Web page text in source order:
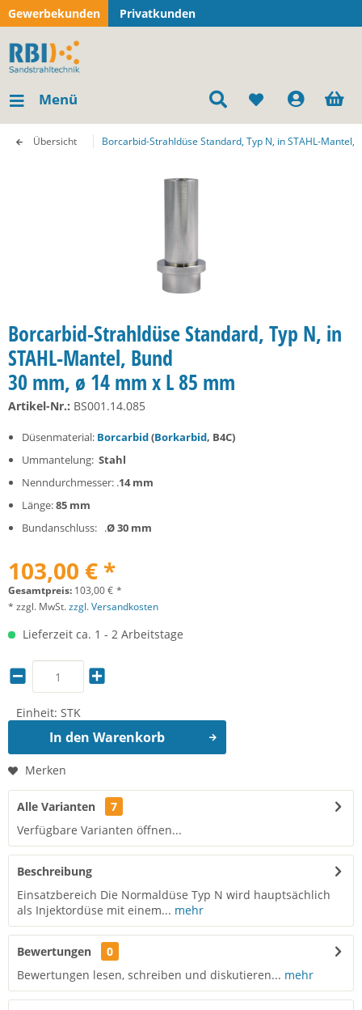
Gewerbekunden Privatkunden
Menü
Übersicht Borcarbid-Strahldüse Standard, Typ N, in STAHL-Mantel,
Borcarbid-Strahldüse Standard, Typ N, in
STAHL-Mantel, Bund
30 mm, ø 14 mm x L 85 mm
Artikel-Nr.: BS001.14.085
Düsenmaterial: Borcarbid(Borkarbid, B4C)
Ummantelung: Stahl
Nenndurchmesser: .14 mm
Länge:85 mm
Bundanschluss: .Ø 30 mm
103,00 € *
Gesamtpreis: 103,00€ *
* zzgl. MwSt.zzgl. Versandkosten
Lieferzeit ca. 1 - 2 Arbeitstage
Einheit: STK
In den Warenkorb
Merken
Alle Varianten
7
Verfügbare Varianten öffnen...
Beschreibung
Einsatzbereich Die Normaldüse Typ N wird hauptsächlich
als Injektordüse mit einem... mehr
Bewertungen
0
Bewertungen lesen, schreiben und diskutieren... mehr